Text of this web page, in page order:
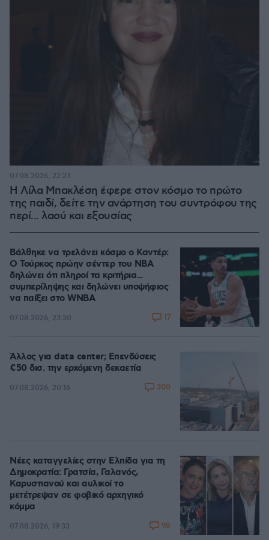
Η Λίλα Μπακλέση έφερε στον κόσμο το πρώτο
της παιδί, δείτε την ανάρτηση του συντρόφου της
περί... λαού και εξουσίας
07.08.2026, 22:23
Βάλθηκε να τρελάνει κόσμο ο Καντέρ:
Ο Τούρκος πρώην σέντερ του NBA
δηλώνει ότι πληροί τα κριτήρια...
συμπερίληψης και δηλώνει υποψήφιος
να παίξει στο WNBA
07.08.2026, 23:30 17
Άλλος για data center; Επενδύσεις
€50 δισ. την ερχόμενη δεκαετία
07.08.2026, 20:16 300
Νέες καταγγελίες στην Ελπίδα για τη
Δημοκρατία: Γρατσία, Γαλανός,
Καρυστιανού και αυλικοί το
μετέτρεψαν σε φοβικό αρχηγικό
κόμμα
07.08.2026, 19:33 98